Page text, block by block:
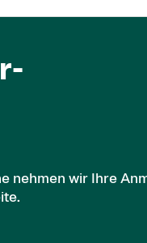
nehmen wir Ihre